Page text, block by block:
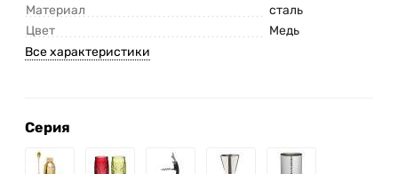
Материал
сталь
Цвет
Медь
Все характеристики
Серия